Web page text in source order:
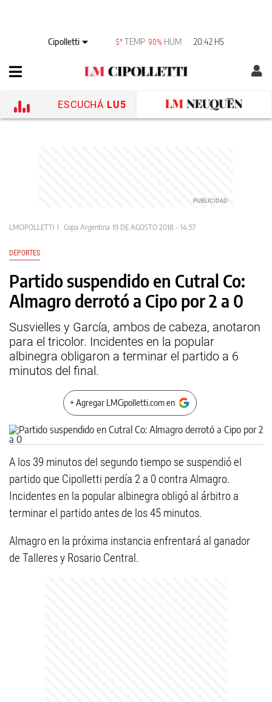
Cipolletti 5°TEMP 90% HUM 20:42 HS
ESCUCHÁ LU5
LMCIPOLLETTI Copa Argentina 19 DE AGOSTO 2018 - 14:57
DEPORTES
Partido suspendido en Cutral Co:
Almagro derrotó a Cipo por 2 a 0
Susvielles y García, ambos de cabeza, anotaron
para el tricolor. Incidentes en la popular
albinegra obligaron a terminar el partido a 6
minutos del final.
+ Agregar LMCipolletti.com en
A los 39 minutos del segundo tiempo se suspendió el
partido que Cipolletti perdía 2 a 0 contra Almagro.
Incidentes en la popular albinegra obligó al árbitro a
terminar el partido antes de los 45 minutos.
Almagro en la próxima instancia enfrentará al ganador
de Talleres y Rosario Central.